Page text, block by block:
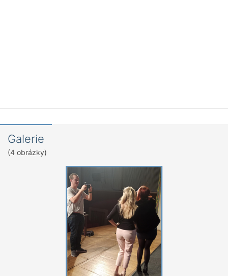
Galerie
(4 obrázky)